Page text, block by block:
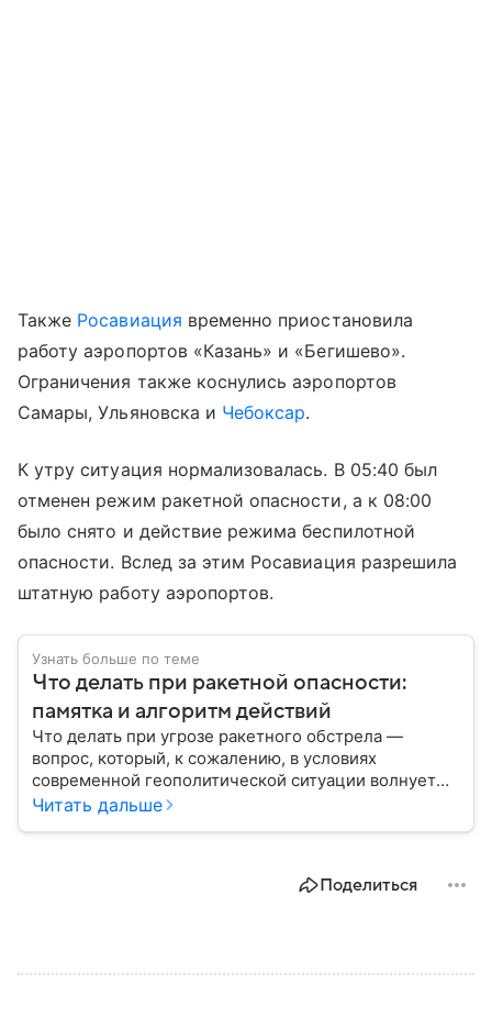
Также Росавиация временно приостановила
работу аэропортов «Казань» и «Бегишево».
Ограничения также коснулись аэропортов
Самары, Ульяновска и Чебоксар.
К утру ситуация нормализовалась. В 05:40 был
отменен режим ракетной опасности, а к 08:00
было снято и действие режима беспилотной
опасности. Вслед за этим Росавиация разрешила
штатную работу аэропортов.
Узнать больше по теме
Что делать при ракетной опасности:
памятка и алгоритм действий
Что делать при угрозе ракетного обстрела —
вопрос, который, к сожалению, в условиях
современной геополитической ситуации волнует
все больше людей. В материале мы рассказываем,
Читать дальше
Поделиться